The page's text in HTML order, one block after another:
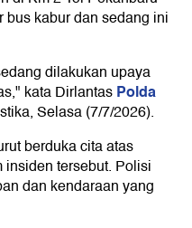
kabur dan sedang ini
dilakukan upaya
kata DirlantasPolda
Selasa (7/7/2026).
berduka cita atas
tersebut. Polisi
dan kendaraan yang